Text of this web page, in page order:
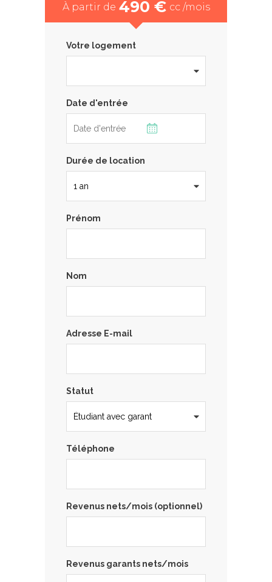
À partir de 490 € cc /mois
Votre logement
Date d'entrée
Durée de location
Prénom
Nom
Adresse E-mail
Statut
Téléphone
Revenus nets/mois (optionnel)
Revenus garants nets/mois